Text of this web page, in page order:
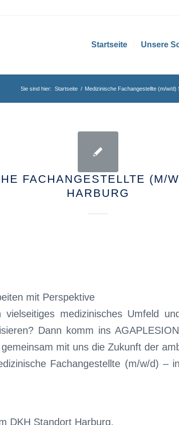
Startseite Unsere
Sie sind hier: Startseite / Medizinische Fachangestellte (m/w/d)
FACHANGESTELLTE (M/
HARBURG
mit Perspektive
medizinisches Umfeld
Dann komm ins
mit uns die Zukunft der
Fachangestellte (m/w/d) –
DKH Standort Harburg,